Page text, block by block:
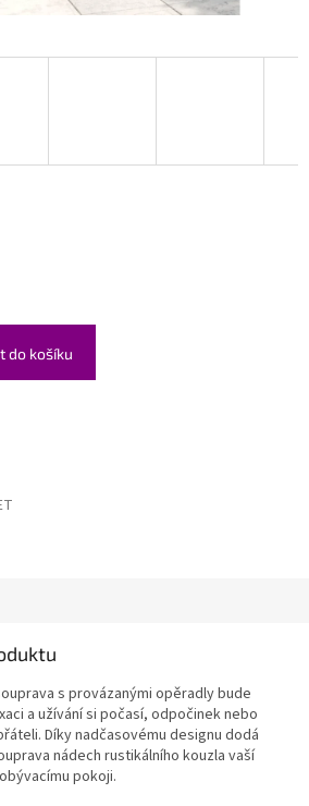
do košíku
s provázanými opěradly bude
a užívání si počasí, odpočinek nebo
Díky nadčasovému designu dodá
nádech rustikálního kouzla vaší
pokoji.